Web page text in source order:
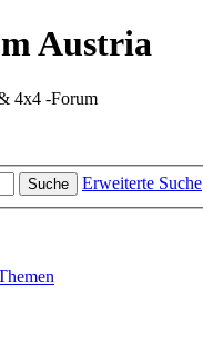
Austria
4x4 -Forum
Suche Erweiterte Suche